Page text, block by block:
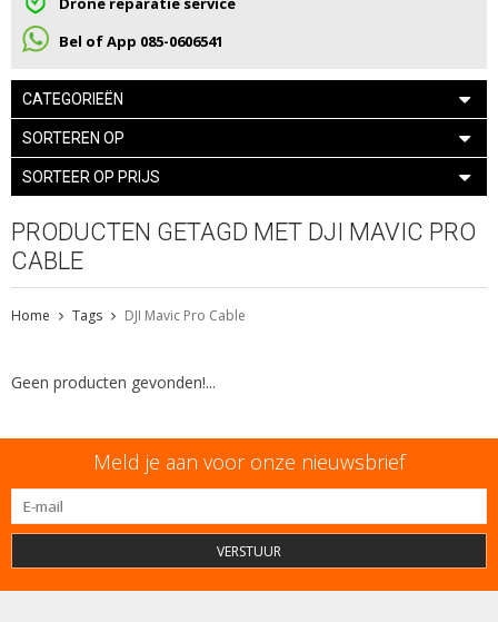
Bel of App 085-0606541
CATEGORIEËN
SORTEREN OP
SORTEER OP PRIJS
PRODUCTEN GETAGD MET DJI MAVIC PRO
CABLE
Home Tags DJI Mavic Pro Cable
Geen producten gevonden!...
Meld je aan voor onze nieuwsbrief
VERSTUUR